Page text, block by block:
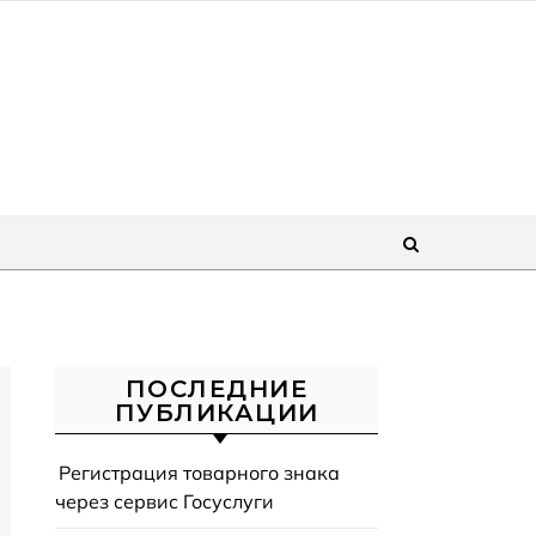
ПОСЛЕДНИЕ
ПУБЛИКАЦИИ
Регистрация товарного знака
через сервис Госуслуги